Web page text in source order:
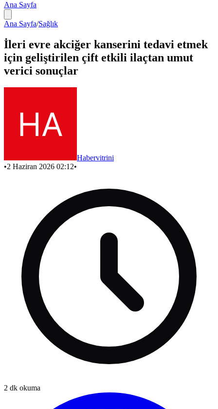
Ana Sayfa
Ana Sayfa/Sağlık
İleri evre akciğer kanserini tedavi etmek
için geliştirilen çift etkili ilaçtan umut
verici sonuçlar
Habervitrini
•2 Haziran 2026 02:12•
2 dk okuma